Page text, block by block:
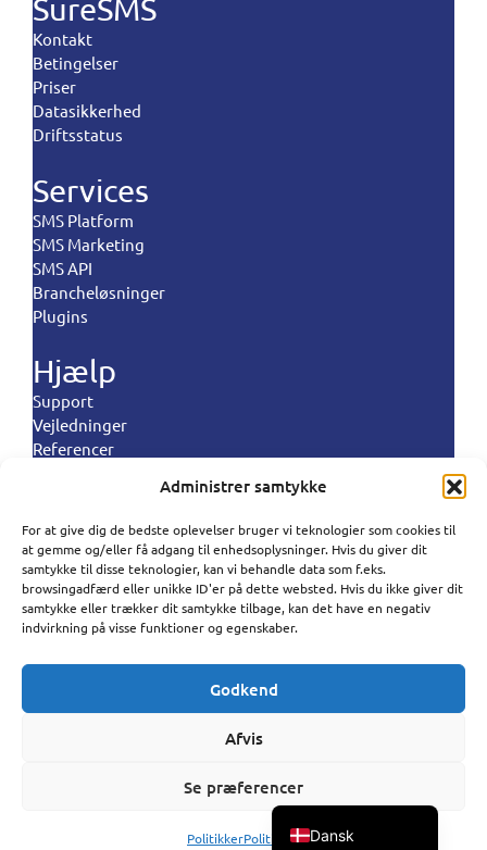
Administrer samtykke
For at give dig de bedste oplevelser bruger vi teknologier som cookies til
at gemme og/eller få adgang til enhedsoplysninger. Hvis du giver dit
samtykke til disse teknologier, kan vi behandle data som f.eks.
browsingadfærd eller unikke ID'er på dette websted. Hvis du ikke giver dit
samtykke eller trækker dit samtykke tilbage, kan det have en negativ
indvirkning på visse funktioner og egenskaber.
Godkend
Afvis
Se præferencer
PolitikkerPolitikker
SureSMS
Kontakt
Betingelser
Priser
Datasikkerhed
Driftsstatus
Services
SMS Platform
SMS Marketing
SMS API
Brancheløsninger
Plugins
Hjælp
Support
Vejledninger
Referencer
Politikker
Vilkår og betingelser
Privatlivspolitik
Databehandlignspolitik
Cookiepolitik
SureSMS ApS | Industriholmen 82, 2650 Hvidovre
support@suresms.com
Dansk
Português
Polski